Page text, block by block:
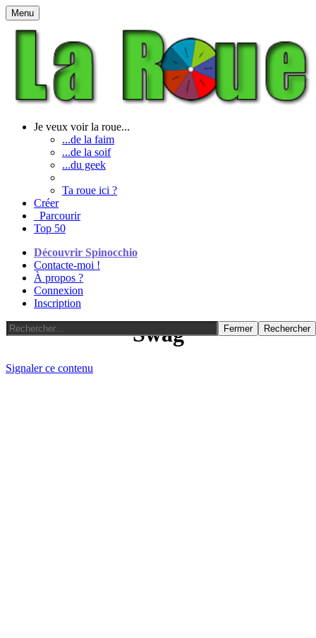
Menu
Je veux voir la roue...
...de la faim
...de la soif
...du geek
Ta roue ici ?
Créer
Parcourir
Top 50
Découvrir Spinocchio
Contacte-moi !
À propos ?
Connexion
Inscription
Fermer Rechercher
Swag
Signaler ce contenu